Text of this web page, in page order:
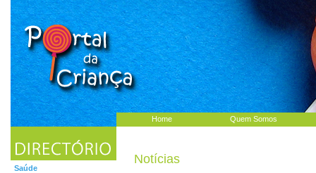
Home Quem Somos
Saúde
Notícias